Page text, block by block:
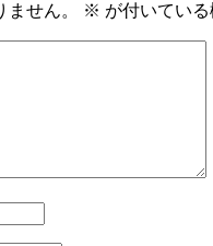
せん。 ※ が付いてい